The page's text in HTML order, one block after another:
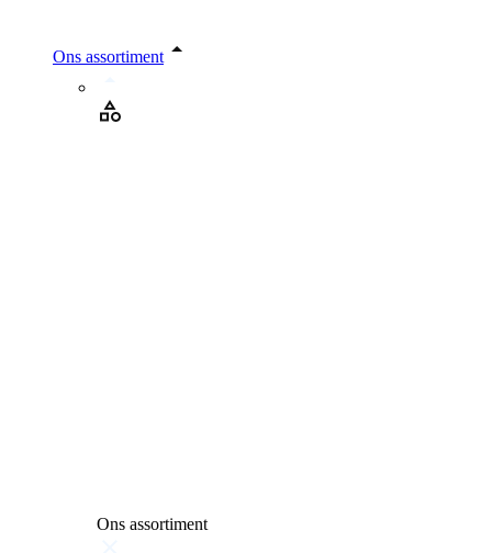
Ons assortiment
Ons assortiment